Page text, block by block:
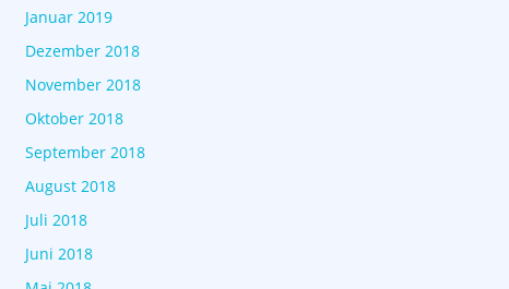
Januar 2019
Dezember 2018
November 2018
Oktober 2018
September 2018
August 2018
Juli 2018
Juni 2018